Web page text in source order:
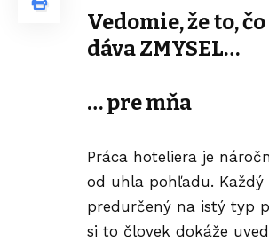
Vedomie, že to,
dáva ZMYSEL…
… pre mňa
Práca hoteliera je
od uhla pohľadu. Každý
predurčený na istý typ
si to človek dokáže